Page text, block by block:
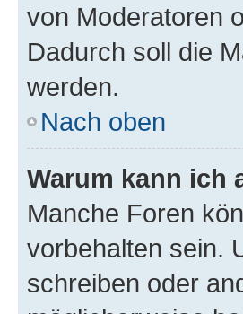
von Moderatoren
Dadurch soll die
werden.
Nach oben
Warum kann ich
Manche Foren
vorbehalten sein.
schreiben oder